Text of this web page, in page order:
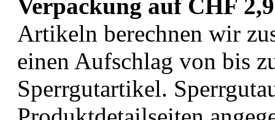
Verpackung auf CHF
Artikeln berechnen wir
einen Aufschlag von bis
Sperrgutartikel.